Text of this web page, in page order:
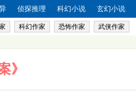
侦探推理 科幻小说 玄幻小说
科幻作家 恐怖作家 武侠作家
》